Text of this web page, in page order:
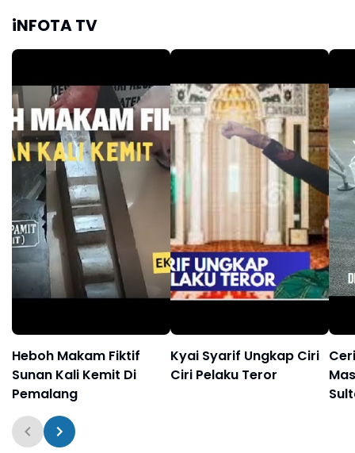
iNFOTA TV
Heboh Makam Fiktif
Sunan Kali Kemit Di
Pemalang
Kyai Syarif Ungkap Ciri
Ciri Pelaku Teror